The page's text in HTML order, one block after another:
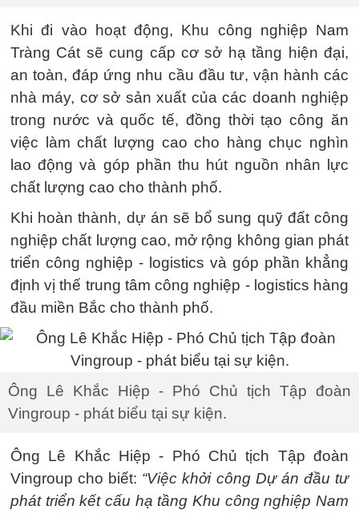
Khi đi vào hoạt động, Khu công nghiệp Nam
Tràng Cát sẽ cung cấp cơ sở hạ tầng hiện đại,
an toàn, đáp ứng nhu cầu đầu tư, vận hành các
nhà máy, cơ sở sản xuất của các doanh nghiệp
trong nước và quốc tế, đồng thời tạo công ăn
việc làm chất lượng cao cho hàng chục nghìn
lao động và góp phần thu hút nguồn nhân lực
chất lượng cao cho thành phố.
Khi hoàn thành, dự án sẽ bổ sung quỹ đất công
nghiệp chất lượng cao, mở rộng không gian phát
triển công nghiệp - logistics và góp phần khẳng
định vị thế trung tâm công nghiệp - logistics hàng
đầu miền Bắc cho thành phố.
Ông Lê Khắc Hiệp - Phó Chủ tịch Tập đoàn
Vingroup - phát biểu tại sự kiện.
Ông Lê Khắc Hiệp - Phó Chủ tịch Tập đoàn
Vingroup cho biết: “Việc khởi công Dự án đầu tư
phát triển kết cấu hạ tầng Khu công nghiệp Nam